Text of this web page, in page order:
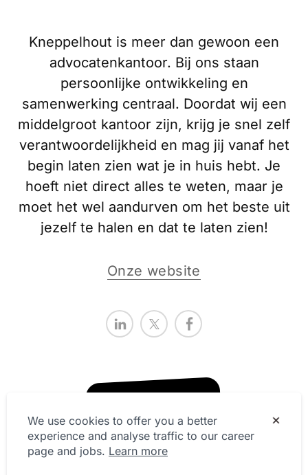
Kneppelhout is meer dan gewoon een
advocatenkantoor. Bij ons staan
persoonlijke ontwikkeling en
samenwerking centraal. Doordat wij een
middelgroot kantoor zijn, krijg je snel zelf
verantwoordelijkheid en mag jij vanaf het
begin laten zien wat je in huis hebt. Je
hoeft niet direct alles te weten, maar je
moet het wel aandurven om het beste uit
jezelf te halen en dat te laten zien!
Onze website
We use cookies to offer you a better
experience and analyse traffic to our career
page and jobs. Learn more